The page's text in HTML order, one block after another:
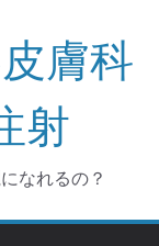
膚科
射
なれるの？